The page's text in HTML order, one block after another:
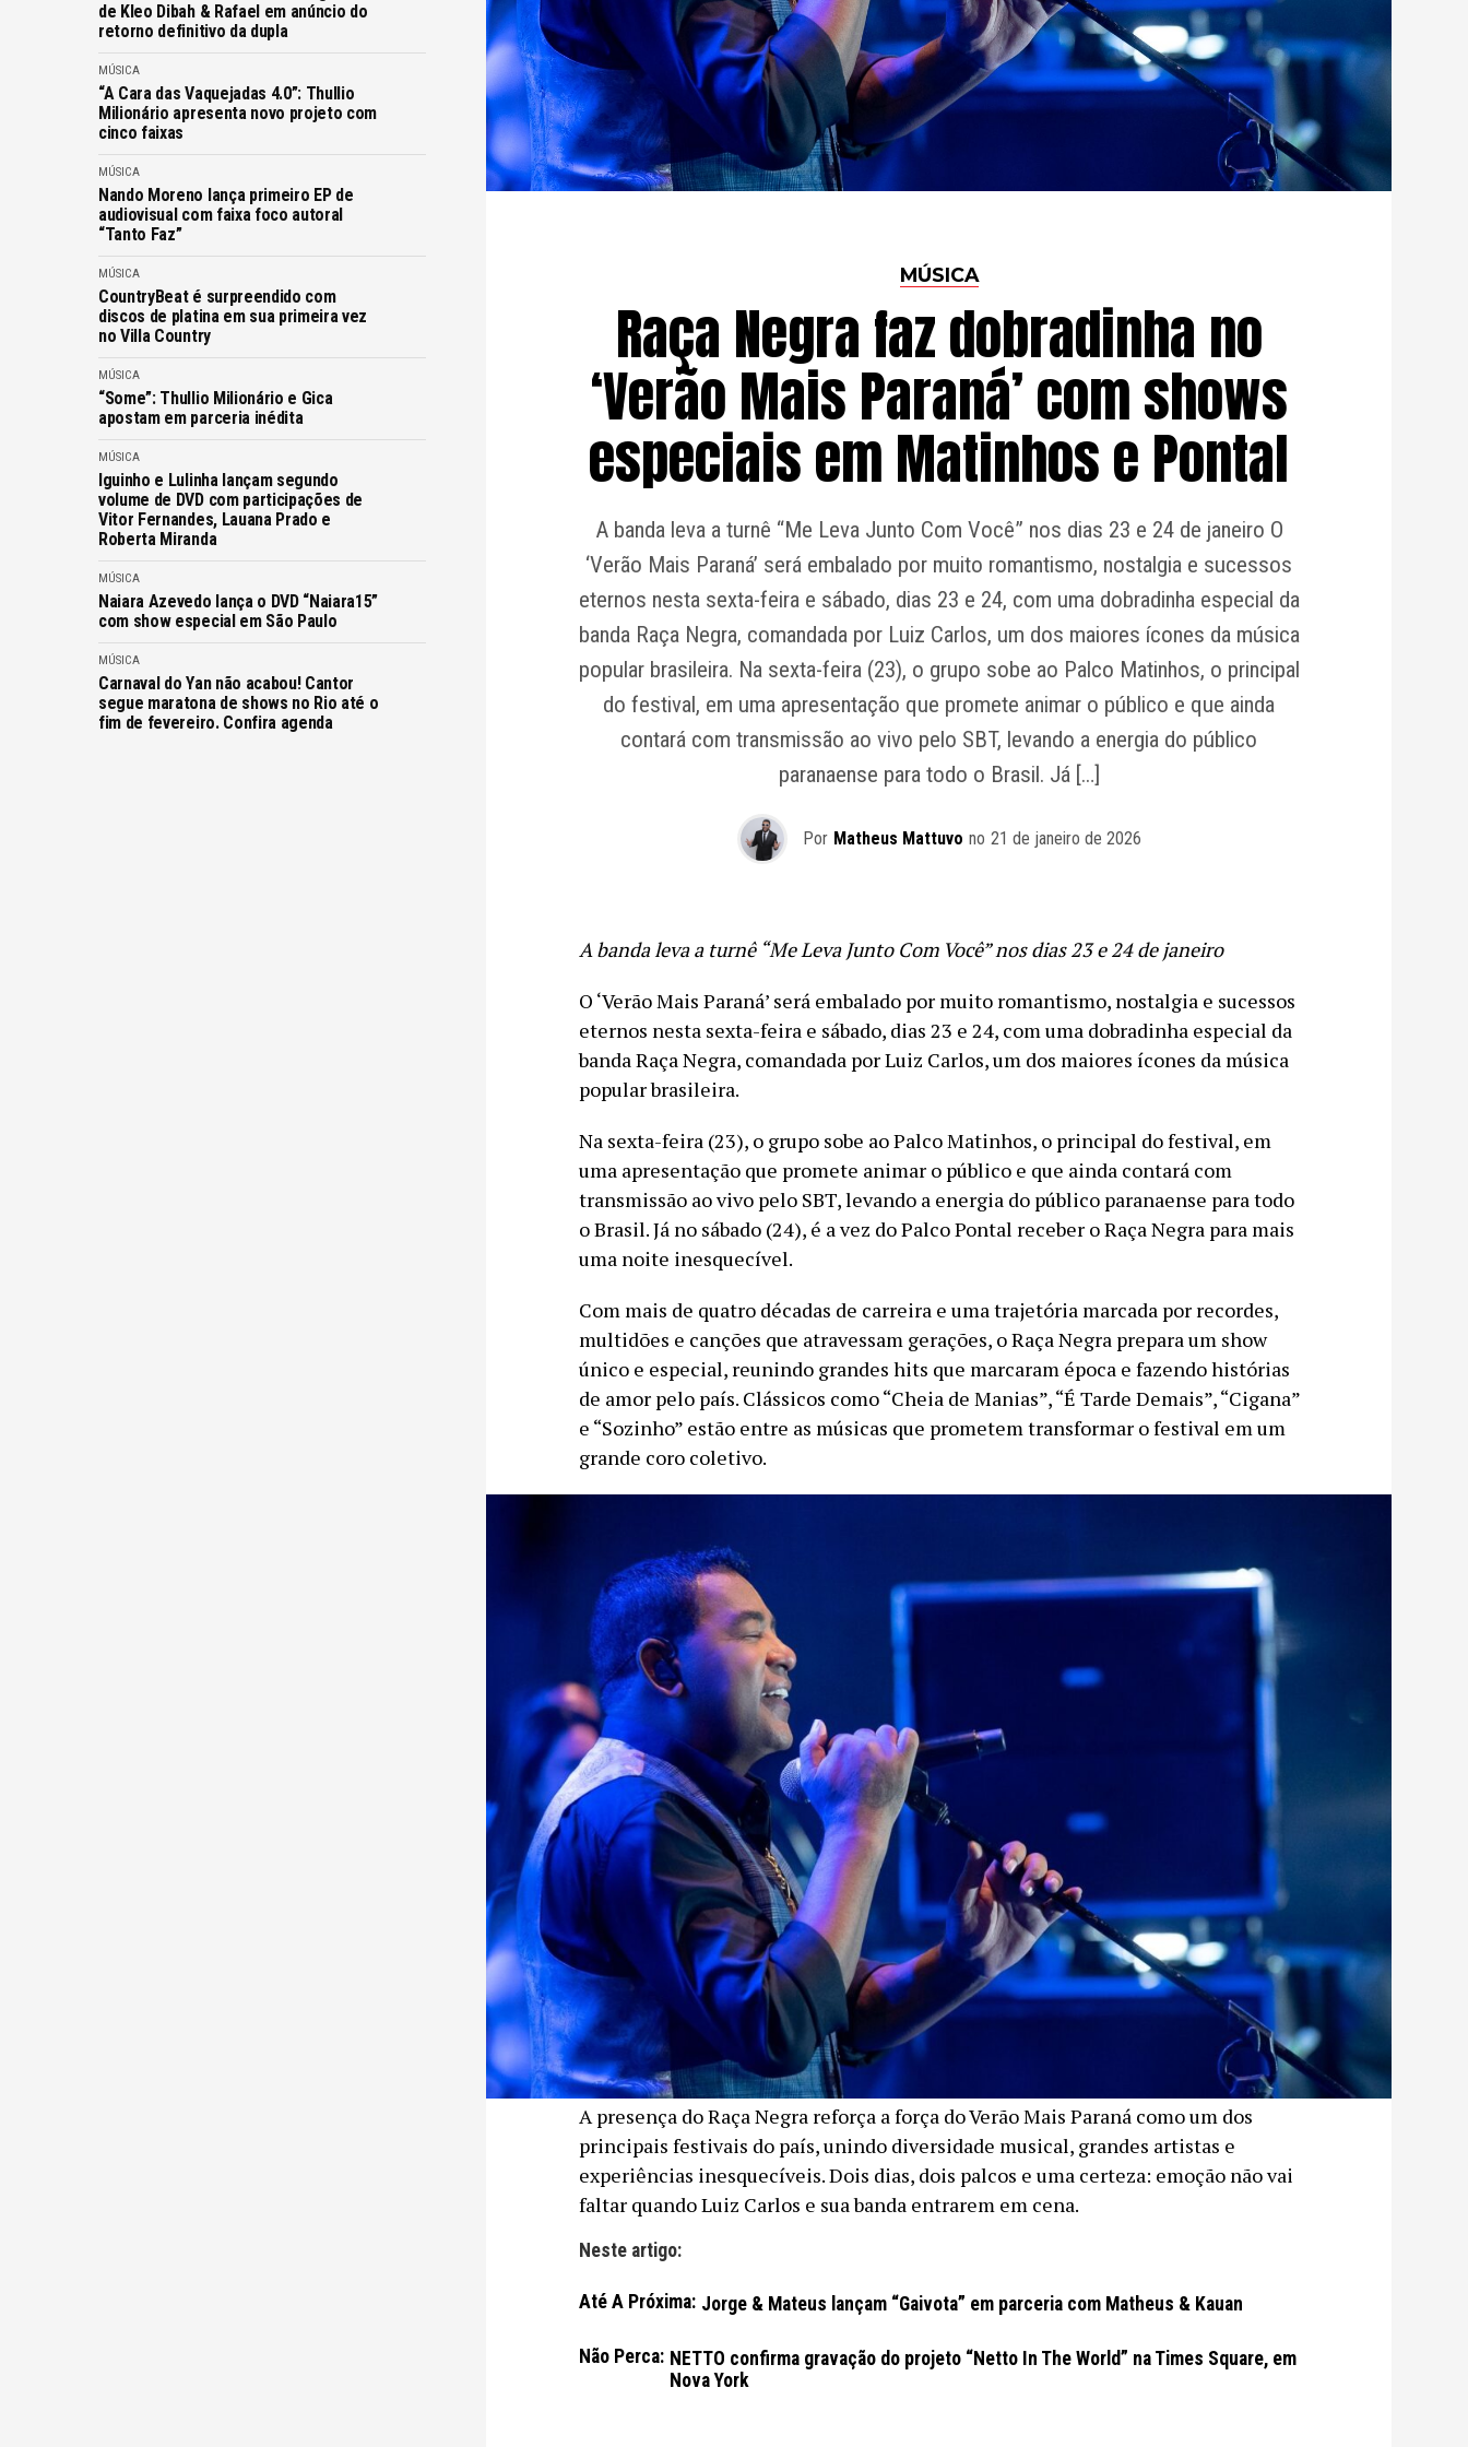
de Kleo Dibah & Rafael em anúncio do
retorno definitivo da dupla
MÚSICA
“A Cara das Vaquejadas 4.0”: Thullio
Milionário apresenta novo projeto com
cinco faixas
MÚSICA
Nando Moreno lança primeiro EP de
audiovisual com faixa foco autoral
“Tanto Faz”
MÚSICA
CountryBeat é surpreendido com
discos de platina em sua primeira vez
no Villa Country
MÚSICA
“Some”: Thullio Milionário e Gica
apostam em parceria inédita
MÚSICA
Iguinho e Lulinha lançam segundo
volume de DVD com participações de
Vitor Fernandes, Lauana Prado e
Roberta Miranda
MÚSICA
Naiara Azevedo lança o DVD “Naiara15”
com show especial em São Paulo
MÚSICA
Carnaval do Yan não acabou! Cantor
segue maratona de shows no Rio até o
fim de fevereiro. Confira agenda
MÚSICA
Raça Negra faz dobradinha no
‘Verão Mais Paraná’ com shows
especiais em Matinhos e Pontal
A banda leva a turnê “Me Leva Junto Com Você” nos dias 23 e 24 de janeiro O
‘Verão Mais Paraná’ será embalado por muito romantismo, nostalgia e sucessos
eternos nesta sexta-feira e sábado, dias 23 e 24, com uma dobradinha especial da
banda Raça Negra, comandada por Luiz Carlos, um dos maiores ícones da música
popular brasileira. Na sexta-feira (23), o grupo sobe ao Palco Matinhos, o principal
do festival, em uma apresentação que promete animar o público e que ainda
contará com transmissão ao vivo pelo SBT, levando a energia do público
paranaense para todo o Brasil. Já […]
Por Matheus Mattuvo no 21 de janeiro de 2026
A banda leva a turnê “Me Leva Junto Com Você” nos dias 23 e 24 de janeiro
O ‘Verão Mais Paraná’ será embalado por muito romantismo, nostalgia e sucessos
eternos nesta sexta-feira e sábado, dias 23 e 24, com uma dobradinha especial da
banda Raça Negra, comandada por Luiz Carlos, um dos maiores ícones da música
popular brasileira.
Na sexta-feira (23), o grupo sobe ao Palco Matinhos, o principal do festival, em
uma apresentação que promete animar o público e que ainda contará com
transmissão ao vivo pelo SBT, levando a energia do público paranaense para todo
o Brasil. Já no sábado (24), é a vez do Palco Pontal receber o Raça Negra para mais
uma noite inesquecível.
Com mais de quatro décadas de carreira e uma trajetória marcada por recordes,
multidões e canções que atravessam gerações, o Raça Negra prepara um show
único e especial, reunindo grandes hits que marcaram época e fazendo histórias
de amor pelo país. Clássicos como “Cheia de Manias”, “É Tarde Demais”, “Cigana”
e “Sozinho” estão entre as músicas que prometem transformar o festival em um
grande coro coletivo.
A presença do Raça Negra reforça a força do Verão Mais Paraná como um dos
principais festivais do país, unindo diversidade musical, grandes artistas e
experiências inesquecíveis. Dois dias, dois palcos e uma certeza: emoção não vai
faltar quando Luiz Carlos e sua banda entrarem em cena.
Neste artigo:
Até A Próxima: Jorge & Mateus lançam “Gaivota” em parceria com Matheus & Kauan
Não Perca: NETTO confirma gravação do projeto “Netto In The World” na Times Square, em
Nova York